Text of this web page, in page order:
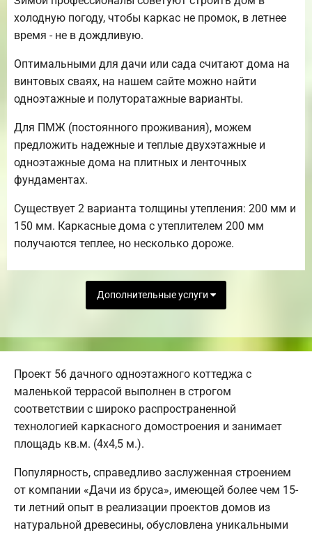
холодную погоду, чтобы каркас не промок, в летнее
время - не в дождливую.
Оптимальными для дачи или сада считают дома на
винтовых сваях, на нашем сайте можно найти
одноэтажные и полуторатажные варианты.
Для ПМЖ (постоянного проживания), можем
предложить надежные и теплые двухэтажные и
одноэтажные дома на плитных и ленточных
фундаментах.
Существует 2 варианта толщины утепления: 200 мм и
150 мм. Каркасные дома с утеплителем 200 мм
получаются теплее, но несколько дороже.
Дополнительные услуги
Проект 56 дачного одноэтажного коттеджа с
маленькой террасой выполнен в строгом
соответствии с широко распространенной
технологией каркасного домостроения и занимает
площадь кв.м. (4х4,5 м.).
Популярность, справедливо заслуженная строением
от компании «Дачи из бруса», имеющей более чем 15-
ти летний опыт в реализации проектов домов из
натуральной древесины, обусловлена уникальными